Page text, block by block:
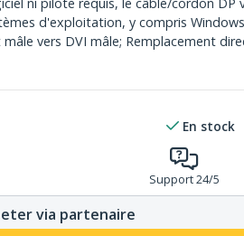
d'exploitation, y compris
vers DVI mâle; Remplacement
En stock
Support 24/5
via partenaire